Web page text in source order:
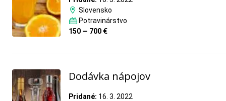
Slovensko
Potravinárstvo
150 — 700 €
Dodávka nápojov
Pridané: 16. 3. 2022